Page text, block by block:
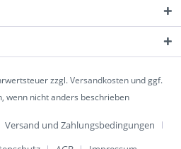
zzgl.Versandkosten und ggf.
wenn nicht anders beschrieben
Versand und Zahlungsbedingungen